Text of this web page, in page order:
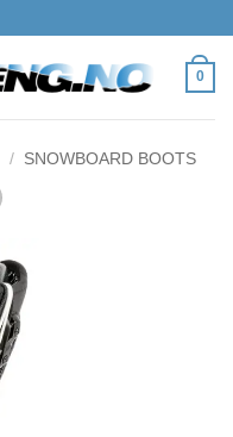
0
/ SNOWBOARD BOOTS